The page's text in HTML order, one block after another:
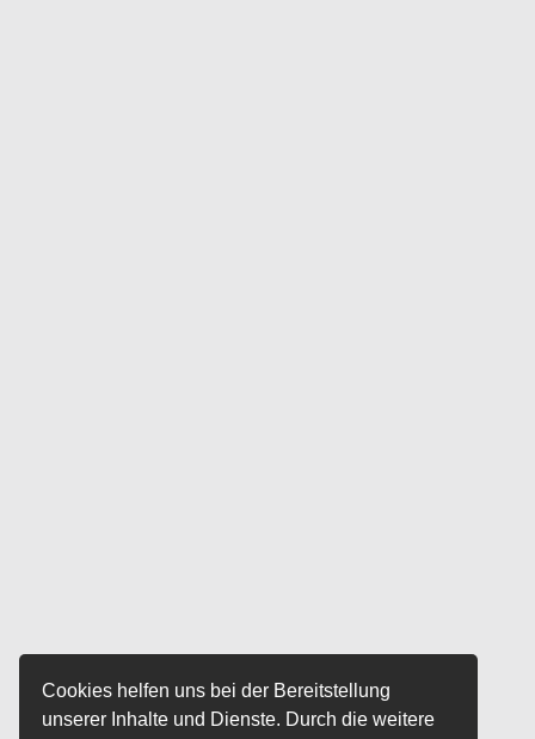
Cookies helfen uns bei der Bereitstellung
unserer Inhalte und Dienste. Durch die weitere